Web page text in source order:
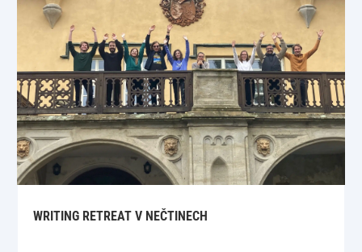
WRITING RETREAT V NEČTINECH